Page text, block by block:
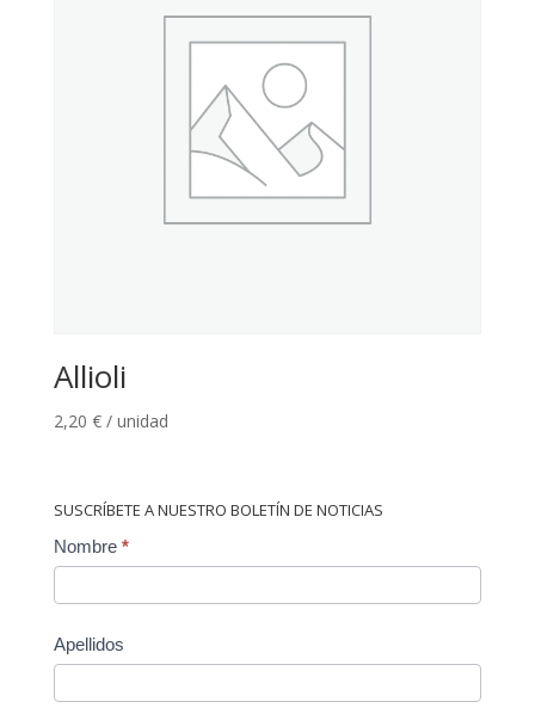
Allioli
2,20 € / unidad
SUSCRÍBETE A NUESTRO BOLETÍN DE NOTICIAS
Contact
Nombre *
Apellidos